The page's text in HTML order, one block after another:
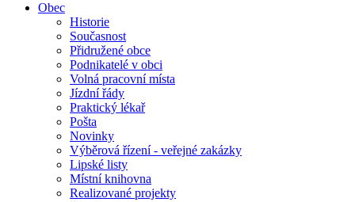
Obec
Historie
Současnost
Přidružené obce
Podnikatelé v obci
Volná pracovní místa
Jízdní řády
Praktický lékař
Pošta
Novinky
Výběrová řízení - veřejné zakázky
Lipské listy
Místní knihovna
Realizované projekty